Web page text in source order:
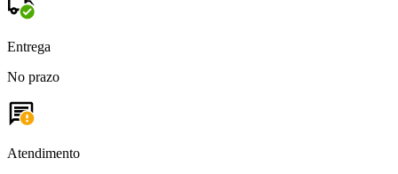
Entrega
No prazo
Atendimento